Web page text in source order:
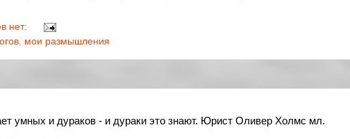
нет:
, мои размышления
умных и дураков - и дураки это знают. Юрист Оливер Холмс мл.